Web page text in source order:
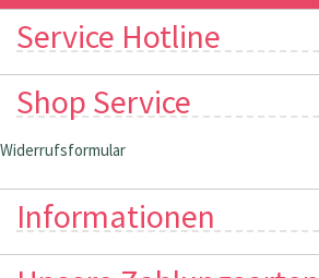
Service Hotline
Shop Service
Widerrufsformular
Informationen